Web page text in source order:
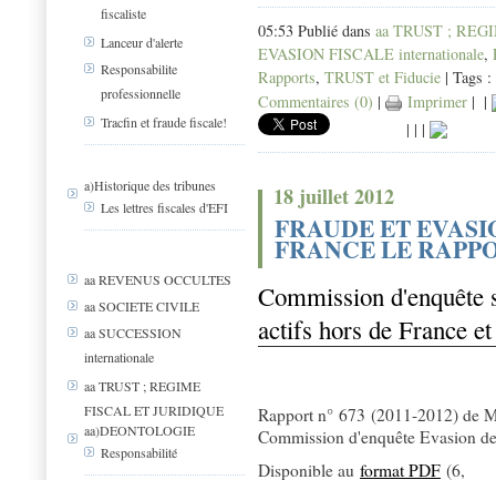
fiscaliste
Lanceur d'alerte
Responsabilite
professionnelle
Tracfin et fraude fiscale!
a)Historique des tribunes
Les lettres fiscales d'EFI
aa REVENUS OCCULTES
aa SOCIETE CIVILE
aa SUCCESSION
internationale
aa TRUST ; REGIME
FISCAL ET JURIDIQUE
aa)DEONTOLOGIE
Responsabilité
05:53 Publié dans aa TRUST ;
EVASION FISCALE internationale,
Rapports, TRUST et Fiducie | Tags :
Commentaires (0) | Imprimer | |
| | |
18 juillet 2012
FRAUDE ET
FRANCE LE
Commission d'enquête
actifs hors de France
Rapport n° 673 (2011-2012) de
Commission d'enquête Evasion
Disponible au format PDF (6,